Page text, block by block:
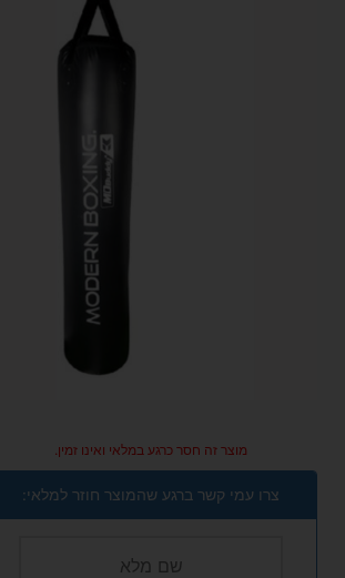
מוצר זה חסר כרגע במלאי ואינו זמין.
צרו עמי קשר ברגע שהמוצר חוזר למלאי: